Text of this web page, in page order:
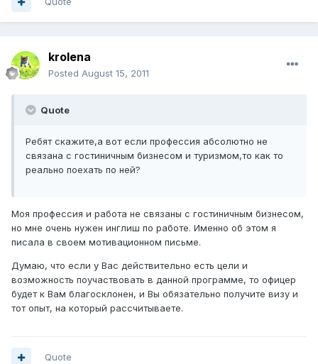
krolena
Posted August 15, 2011
Quote
Ребят скажите,а вот если профессия абсолютно не
связана с гостиничным бизнесом и туризмом,то как то
реально поехать по ней?
Моя профессия и работа не связаны с гостиничным бизнесом,
но мне очень нужен инглиш по работе. Именно об этом я
писала в своем мотивационном письме.
Думаю, что если у Вас действительно есть цели и
возможность поучаствовать в данной программе, то офицер
будет к Вам благосклонен, и Вы обязательно получите визу и
тот опыт, на который рассчитываете.
Quote